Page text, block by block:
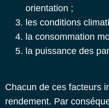
orientation ;
les conditions
la consommation
la puissance des
Chacun de ces facteurs
rendement. Par